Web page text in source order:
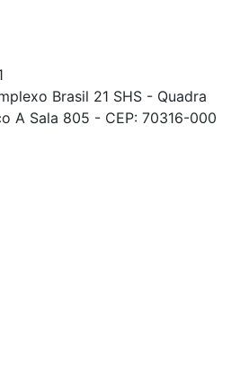
Brasil 21 SHS - Quadra
A Sala 805 - CEP: 70316-000